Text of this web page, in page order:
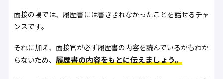
面接の場では、履歴書には書ききれなかったことを話せるチャ
ンスです。
それに加え、面接官が必ず履歴書の内容を読んでいるかもわか
らないため、 履歴書の内容をもとに伝えましょう。